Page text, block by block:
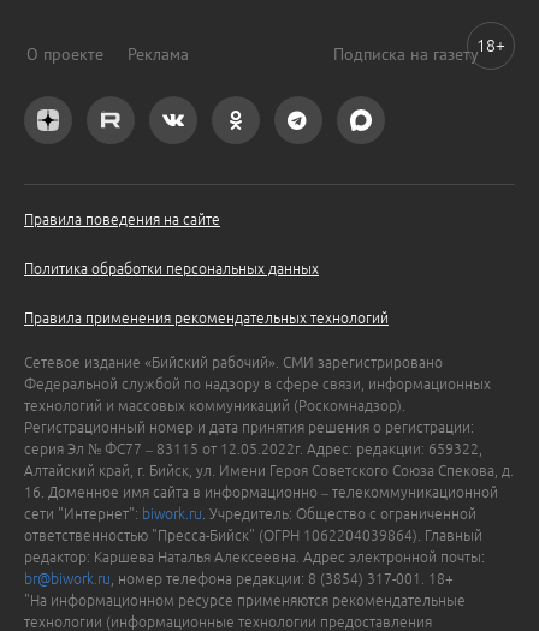
О проекте Реклама Подписка на газету
Правила поведения на сайте
Политика обработки персональных данных
Правила применения рекомендательных технологий
Сетевое издание «Бийский рабочий». СМИ зарегистрировано
Федеральной службой по надзору в сфере связи, информационных
технологий и массовых коммуникаций (Роскомнадзор).
Регистрационный номер и дата принятия решения о регистрации:
серия Эл № ФС77 – 83115 от 12.05.2022г. Адрес: редакции: 659322,
Алтайский край, г. Бийск, ул. Имени Героя Советского Союза Спекова, д.
16. Доменное имя сайта в информационно – телекоммуникационной
сети "Интернет": biwork.ru . Учредитель: Общество с ограниченной
ответственностью "Пресса-Бийск" (ОГРН 1062204039864). Главный
редактор: Каршева Наталья Алексеевна. Адрес электронной почты:
br@biwork.ru , номер телефона редакции: 8 (3854) 317-001. 18+
"На информационном ресурсе применяются рекомендательные
технологии (информационные технологии предоставления
18+